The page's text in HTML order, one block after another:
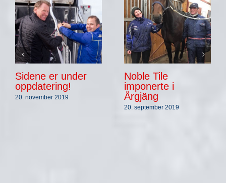
Sidene er under
oppdatering!
20. november 2019
Noble Tile
imponerte i
Årgjäng
20. september 2019